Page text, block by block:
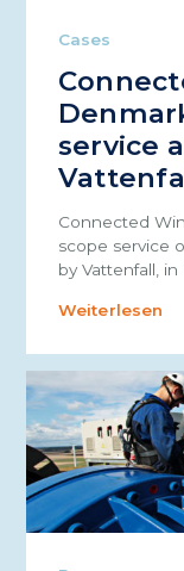
Cases
service
Connected
scope service
by Vattenfall,
Weiterlesen